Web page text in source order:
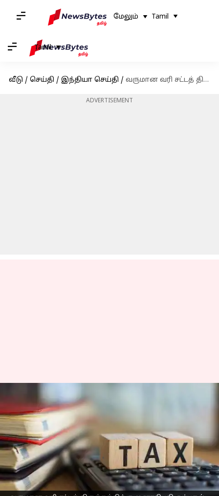
மேலும் Tamil
Tamil
வீடு / செய்தி / இந்தியா செய்தி / வருமான வரி சட்டத் திருத்தத்திற்கு ஜனாதிபதி ஒப்புதல்; 2026 முதல் அமலுக்கு வருகிறது
ADVERTISEMENT
வருமான வரி சட்டத்
திருத்தத்திற்கு ஜனாதிபதி
ஒப்புதல்; 2026 முதல்
அமலுக்கு வருகிறது
எழுதியவர் Sekar Chinnappan Aug 22, 2025 07:51 pm
செய்தி முன்னோட்டம்